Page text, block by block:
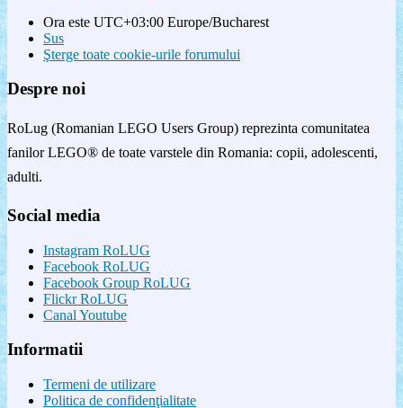
Ora este UTC+03:00 Europe/Bucharest
Sus
Şterge toate cookie-urile forumului
Despre noi
RoLug (Romanian LEGO Users Group) reprezinta comunitatea
fanilor LEGO® de toate varstele din Romania: copii, adolescenti,
adulti.
Social media
Instagram RoLUG
Facebook RoLUG
Facebook Group RoLUG
Flickr RoLUG
Canal Youtube
Informatii
Termeni de utilizare
Politica de confidenţialitate